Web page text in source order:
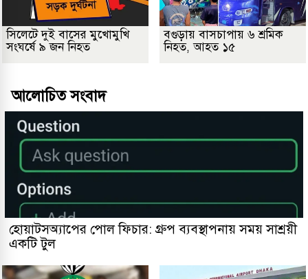
সিলেটে দুই বাসের মুখোমুখি
সংঘর্ষে ৯ জন নিহত
বগুড়ায় বাসচাপায় ৬ শ্রমিক
নিহত, আহত ১৫
আলোচিত সংবাদ
হোয়াটসঅ্যাপের পোল ফিচার: গ্রুপ ব্যবস্থাপনায় সময় সাশ্রয়ী
একটি টুল